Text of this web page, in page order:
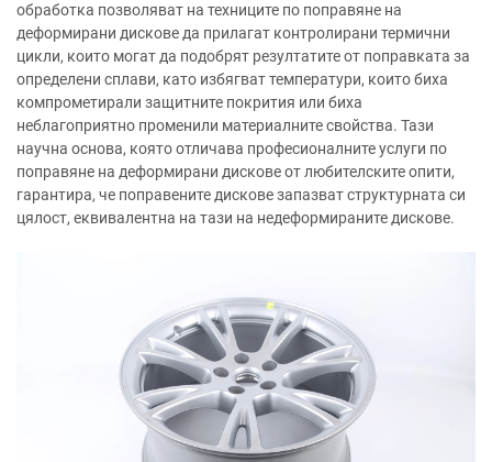
обработка позволяват на техниците по поправяне на
деформирани дискове да прилагат контролирани термични
цикли, които могат да подобрят резултатите от поправката за
определени сплави, като избягват температури, които биха
компрометирали защитните покрития или биха
неблагоприятно променили материалните свойства. Тази
научна основа, която отличава професионалните услуги по
поправяне на деформирани дискове от любителските опити,
гарантира, че поправените дискове запазват структурната си
цялост, еквивалентна на тази на недеформираните дискове.